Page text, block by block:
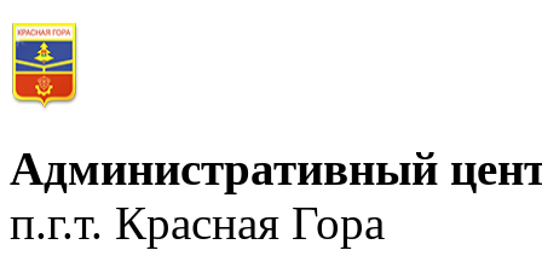
Административный
п.г.т. Красная Гора